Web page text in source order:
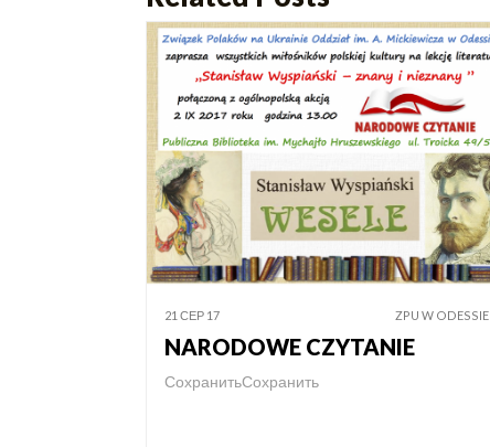
21 СЕР 17 ZPU W ODESSIE
NARODOWE CZYTANIE
СохранитьСохранить